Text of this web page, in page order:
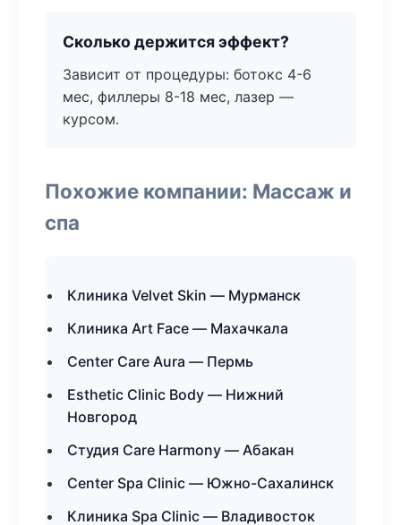
Сколько держится эффект?
Зависит от процедуры: ботокс 4-6
мес, филлеры 8-18 мес, лазер —
курсом.
Похожие компании: Массаж и
спа
Клиника Velvet Skin — Мурманск
Клиника Art Face — Махачкала
Center Care Aura — Пермь
Esthetic Clinic Body — Нижний
Новгород
Студия Care Harmony — Абакан
Center Spa Clinic — Южно-Сахалинск
Клиника Spa Clinic — Владивосток